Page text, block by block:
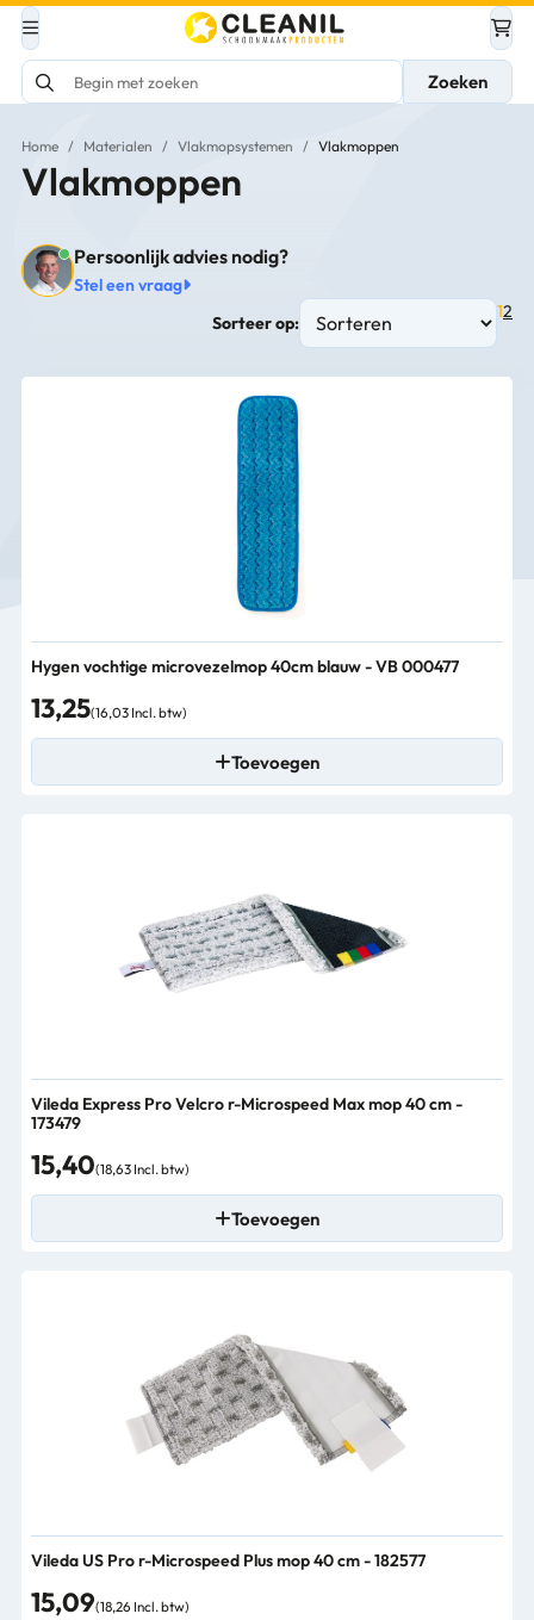
Zoeken
Home / Materialen / Vlakmopsystemen / Vlakmoppen
Vlakmoppen
Persoonlijk advies nodig?
Stel een vraag
Sorteer op:
12
Hygen vochtige microvezelmop 40cm blauw - VB 000477
13,25(16,03 Incl. btw)
Toevoegen
Vileda Express Pro Velcro r-Microspeed Max mop 40 cm -
173479
15,40(18,63 Incl. btw)
Toevoegen
Vileda US Pro r-Microspeed Plus mop 40 cm - 182577
15,09(18,26 Incl. btw)